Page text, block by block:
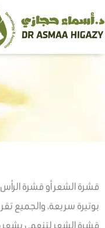
تخطي
إلى
قشرة الشعر أو قشرة
بوتيرة سريعة، والجميع
قشرة الشعر لتنعمي